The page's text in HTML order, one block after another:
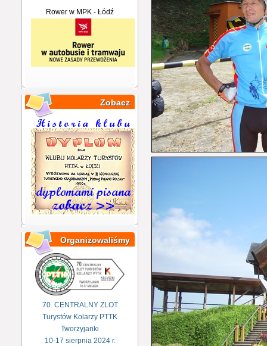
Rower w MPK - Łódź
Zobacz
Organizowaliśmy
70. CENTRALNY ZLOT
Turystów Kolarzy PTTK
Tworzyjanki
10-17 sierpnia 2024 r.